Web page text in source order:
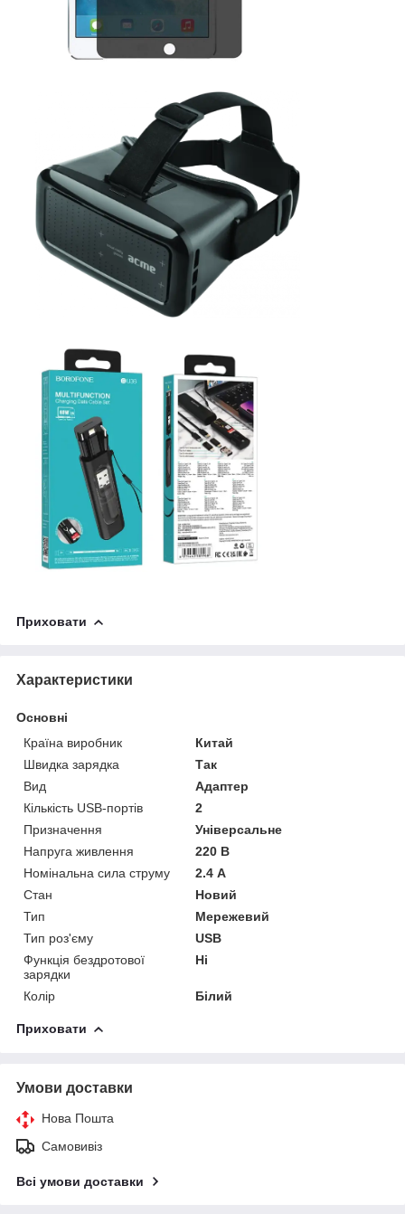
Приховати
Характеристики
Основні
Країна виробник
Китай
Швидка зарядка
Так
Вид
Адаптер
Кількість USB-портів
2
Призначення
Універсальне
Напруга живлення
220 В
Номінальна сила струму
2.4 А
Стан
Новий
Тип
Мережевий
Тип роз'єму
USB
Функція бездротової
зарядки
Ні
Колір Білий
Приховати
Умови доставки
Нова Пошта
Самовивіз
Всі умови доставки